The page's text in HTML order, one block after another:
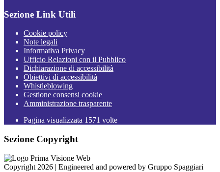
Sezione Link Utili
Cookie policy
Note legali
Informativa Privacy
Ufficio Relazioni con il Pubblico
Dichiarazione di accessibilità
Obiettivi di accessibilità
Whistleblowing
Gestione consensi cookie
Amministrazione trasparente
Pagina visualizzata 1571 volte
Sezione Copyright
Copyright 2026 | Engineered and powered by Gruppo Spaggiari